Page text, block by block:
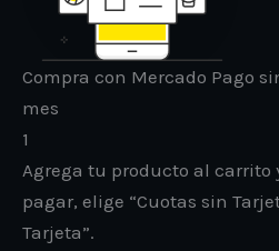
Compra con Mercado Pago
mes
1
Agrega tu producto al carrito
pagar, elige “Cuotas sin
Tarjeta”.